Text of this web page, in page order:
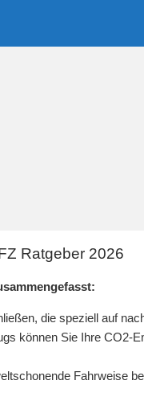
Ratgeber 2026
die speziell auf
können Sie Ihre CO2-
Fahrweise